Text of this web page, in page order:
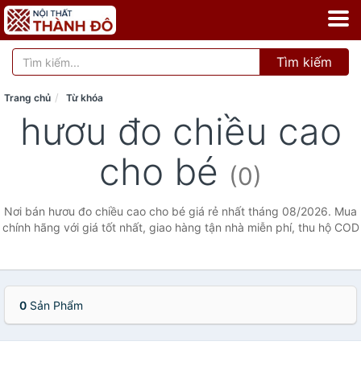
Tìm kiếm
Trang chủ Từ khóa
hươu đo chiều cao
cho bé (0)
Nơi bán hươu đo chiều cao cho bé giá rẻ nhất tháng 08/2026. Mua
chính hãng với giá tốt nhất, giao hàng tận nhà miễn phí, thu hộ COD
0 Sản Phẩm